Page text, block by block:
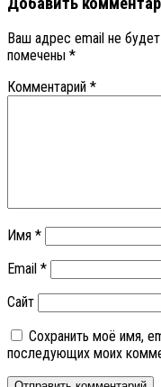
Ваш адрес email не будет
помечены *
Комментарий *
Имя *
Email *
Сайт
Сохранить моё имя,
последующих моих